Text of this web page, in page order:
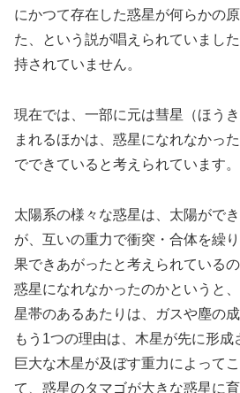
にかつて存在した惑星が何らかの
た、という説が唱えられていまし
持されていません。
現在では、一部に元は彗星（ほう
まれるほかは、惑星になれなかっ
でできていると考えられています。
太陽系の様々な惑星は、太陽がで
が、互いの重力で衝突・合体を繰
果できあがったと考えられている
惑星になれなかったのかというと
星帯のあるあたりは、ガスや塵の
もう1つの理由は、木星が先に形成
巨大な木星が及ぼす重力によって
て、惑星のタマゴが大きな惑星に